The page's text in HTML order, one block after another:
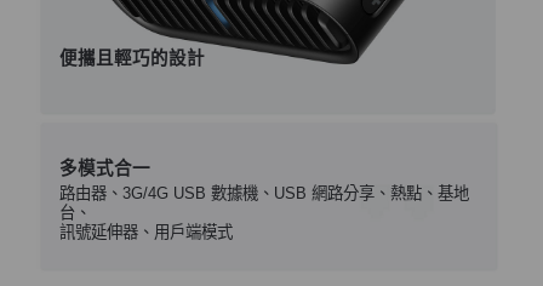
便攜且輕巧的設計
多模式合一
路由器、3G/4G USB 數據機、USB 網路分享、熱點、基地
台、
訊號延伸器、用戶端模式